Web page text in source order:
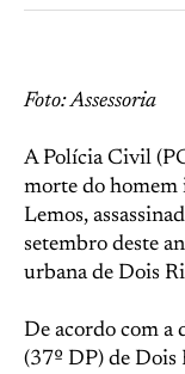
Foto: Assessoria
A Polícia Civil
morte do homem
Lemos,
setembro deste
urbana de Dois
De acordo com a
(37º DP) de Dois